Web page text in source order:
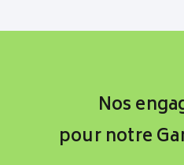
Nos
pour notre